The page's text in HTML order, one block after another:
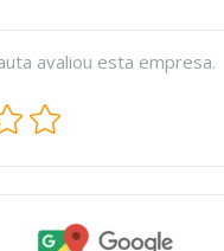
avaliou esta empresa.